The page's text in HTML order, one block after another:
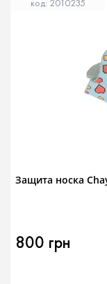
код: 2010235
Защита носка
800 грн